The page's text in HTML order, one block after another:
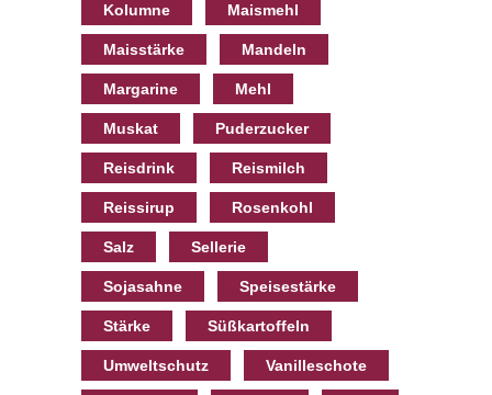
Kolumne Maismehl
Maisstärke Mandeln
Margarine Mehl
Muskat Puderzucker
Reisdrink Reismilch
Reissirup Rosenkohl
Salz Sellerie
Sojasahne Speisestärke
Stärke Süßkartoffeln
Umweltschutz Vanilleschote